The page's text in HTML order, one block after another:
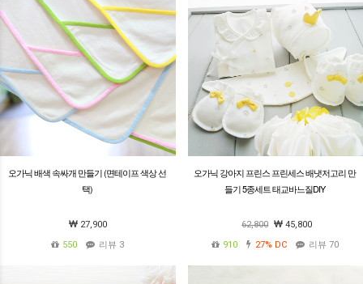
오가닉 배색 속싸개 만들기 (면테이프 색상 선
택)
27,900
550
리뷰 3
오가닉 강아지 프린스 프린세스 배냇저고리 만
들기 5종세트 태교바느질DIY
62,800
45,800
910
27% DC 리뷰 70